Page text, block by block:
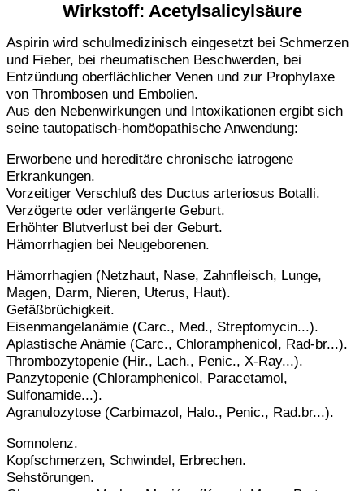
Wirkstoff: Acetylsalicylsäure
Aspirin wird schulmedizinisch eingesetzt bei Schmerzen
und Fieber, bei rheumatischen Beschwerden, bei
Entzündung oberflächlicher Venen und zur Prophylaxe
von Thrombosen und Embolien.
Aus den Nebenwirkungen und Intoxikationen ergibt sich
seine tautopatisch-homöopathische Anwendung:
Erworbene und hereditäre chronische iatrogene
Erkrankungen.
Vorzeitiger Verschluß des Ductus arteriosus Botalli.
Verzögerte oder verlängerte Geburt.
Erhöhter Blutverlust bei der Geburt.
Hämorrhagien bei Neugeborenen.
Hämorrhagien (Netzhaut, Nase, Zahnfleisch, Lunge,
Magen, Darm, Nieren, Uterus, Haut).
Gefäßbrüchigkeit.
Eisenmangelanämie (Carc., Med., Streptomycin...).
Aplastische Anämie (Carc., Chloramphenicol, Rad-br...).
Thrombozytopenie (Hir., Lach., Penic., X-Ray...).
Panzytopenie (Chloramphenicol, Paracetamol,
Sulfonamide...).
Agranulozytose (Carbimazol, Halo., Penic., Rad.br...).
Somnolenz.
Kopfschmerzen, Schwindel, Erbrechen.
Sehstörungen.